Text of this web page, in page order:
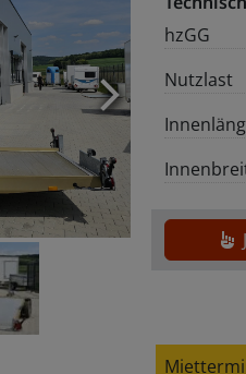
Weiter
hzGG
Nutzlast